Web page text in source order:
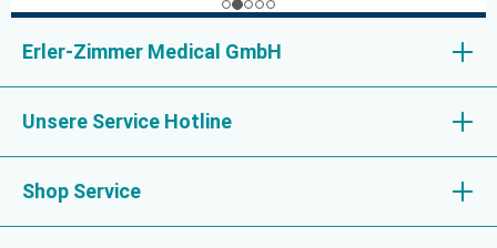
Erler-Zimmer Medical GmbH
Unsere Service Hotline
Shop Service